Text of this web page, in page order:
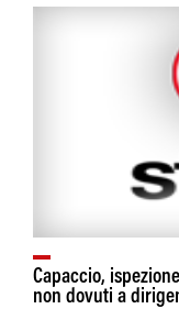
Capaccio,
non dovuti a